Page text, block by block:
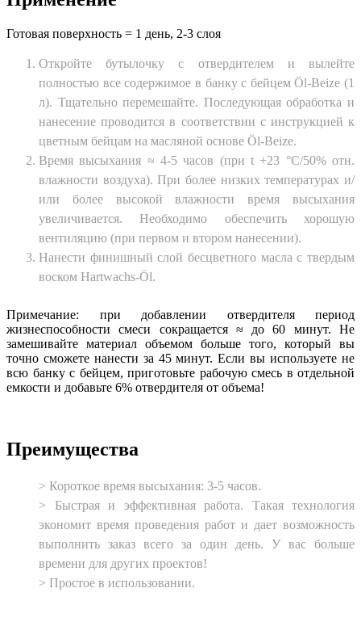
Готовая поверхность = 1 день, 2-3 слоя
Откройте бутылочку с отвердителем и вылейте
полностью все содержимое в банку с бейцем Öl-Beize (1
л). Тщательно перемешайте. Последующая обработка и
нанесение проводится в соответствии с инструкцией к
цветным бейцам на масляной основе Öl-Beize.
Время высыхания ≈ 4-5 часов (при t +23 °C/50% отн.
влажности воздуха). При более низких температурах и/
или более высокой влажности время высыхания
увеличивается. Необходимо обеспечить хорошую
вентиляцию (при первом и втором нанесении).
Нанести финишный слой бесцветного масла с твердым
воском Hartwachs-Öl.
Примечание: при добавлении отвердителя период
жизнеспособности смеси сокращается ≈ до 60 минут. Не
замешивайте материал объемом больше того, который вы
точно сможете нанести за 45 минут. Если вы используете не
всю банку с бейцем, приготовьте рабочую смесь в отдельной
емкости и добавьте 6% отвердителя от объема!
Преимущества
˃ Короткое время высыхания: 3-5 часов.
˃ Быстрая и эффективная работа. Такая технология
экономит время проведения работ и дает возможность
выполнить заказ всего за один день. У вас больше
времени для других проектов!
˃ Простое в использовании.